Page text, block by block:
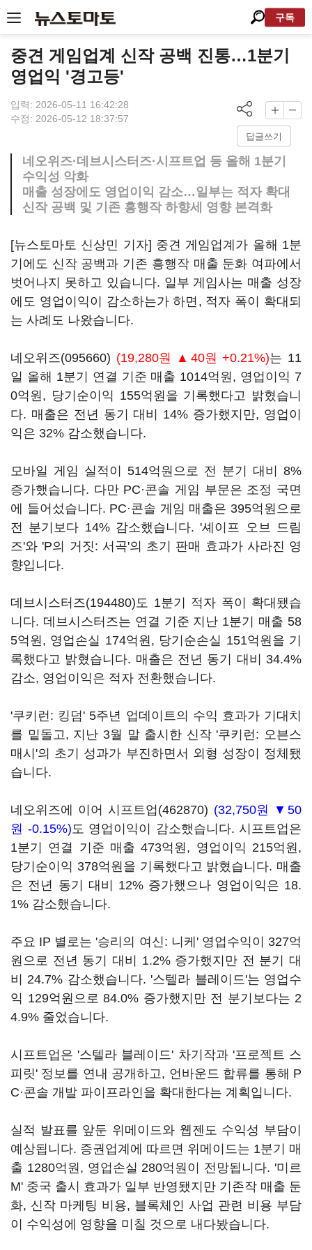
구독
중견 게임업계 신작 공백 진통…1분기
영업익 '경고등'
입력: 2026-05-11 16:42:28
수정: 2026-05-12 18:37:57
답글쓰기
네오위즈·데브시스터즈·시프트업 등 올해 1분기
수익성 악화
매출 성장에도 영업이익 감소…일부는 적자 확대
신작 공백 및 기존 흥행작 하향세 영향 본격화
[뉴스토마토 신상민 기자] 중견 게임업계가 올해 1분
기에도 신작 공백과 기존 흥행작 매출 둔화 여파에서
벗어나지 못하고 있습니다. 일부 게임사는 매출 성장
에도 영업이익이 감소하는가 하면, 적자 폭이 확대되
는 사례도 나왔습니다.
네오위즈(095660) (19,280원 ▲40원 +0.21%)는 11
일 올해 1분기 연결 기준 매출 1014억원, 영업이익 7
0억원, 당기순이익 155억원을 기록했다고 밝혔습니
다. 매출은 전년 동기 대비 14% 증가했지만, 영업이
익은 32% 감소했습니다.
모바일 게임 실적이 514억원으로 전 분기 대비 8%
증가했습니다. 다만 PC·콘솔 게임 부문은 조정 국면
에 들어섰습니다. PC·콘솔 게임 매출은 395억원으로
전 분기보다 14% 감소했습니다. '셰이프 오브 드림
즈'와 'P의 거짓: 서곡'의 초기 판매 효과가 사라진 영
향입니다.
데브시스터즈(194480)도 1분기 적자 폭이 확대됐습
니다. 데브시스터즈는 연결 기준 지난 1분기 매출 58
5억원, 영업손실 174억원, 당기순손실 151억원을 기
록했다고 밝혔습니다. 매출은 전년 동기 대비 34.4%
감소, 영업이익은 적자 전환했습니다.
'쿠키런: 킹덤' 5주년 업데이트의 수익 효과가 기대치
를 밑돌고, 지난 3월 말 출시한 신작 '쿠키런: 오븐스
매시'의 초기 성과가 부진하면서 외형 성장이 정체됐
습니다.
네오위즈에 이어시프트업(462870) (32,750원 ▼50
원 -0.15%)도 영업이익이 감소했습니다. 시프트업은
1분기 연결 기준 매출 473억원, 영업이익 215억원,
당기순이익 378억원을 기록했다고 밝혔습니다. 매출
은 전년 동기 대비 12% 증가했으나 영업이익은 18.
1% 감소했습니다.
주요 IP 별로는 '승리의 여신: 니케' 영업수익이 327억
원으로 전년 동기 대비 1.2% 증가했지만 전 분기 대
비 24.7% 감소했습니다. '스텔라 블레이드'는 영업수
익 129억원으로 84.0% 증가했지만 전 분기보다는 2
4.9% 줄었습니다.
시프트업은 '스텔라 블레이드' 차기작과 '프로젝트 스
피릿' 정보를 연내 공개하고, 언바운드 합류를 통해 P
C·콘솔 개발 파이프라인을 확대한다는 계획입니다.
실적 발표를 앞둔 위메이드와 웹젠도 수익성 부담이
예상됩니다. 증권업계에 따르면 위메이드는 1분기 매
출 1280억원, 영업손실 280억원이 전망됩니다. '미르
M' 중국 출시 효과가 일부 반영됐지만 기존작 매출 둔
화, 신작 마케팅 비용, 블록체인 사업 관련 비용 부담
이 수익성에 영향을 미칠 것으로 내다봤습니다.